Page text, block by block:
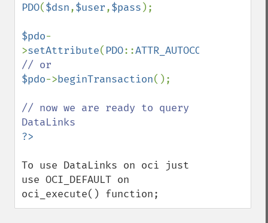
PDO($dsn,$user,$pass );
$pdo-
>setAttribute( PDO::ATTR_AUTOCOMMIT
$pdo->beginTransaction();
// now we are ready to query
To use DataLinks on oci just
use OCI_DEFAULT on
oci_execute() function;